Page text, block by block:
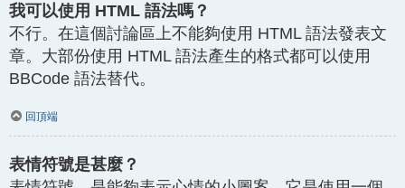
我可以使用 HTML 語法嗎？
不行。在這個討論區上不能夠使用 HTML 語法發表文
章。大部份使用 HTML 語法產生的格式都可以使用
BBCode 語法替代。
回頂端
表情符號是甚麼？